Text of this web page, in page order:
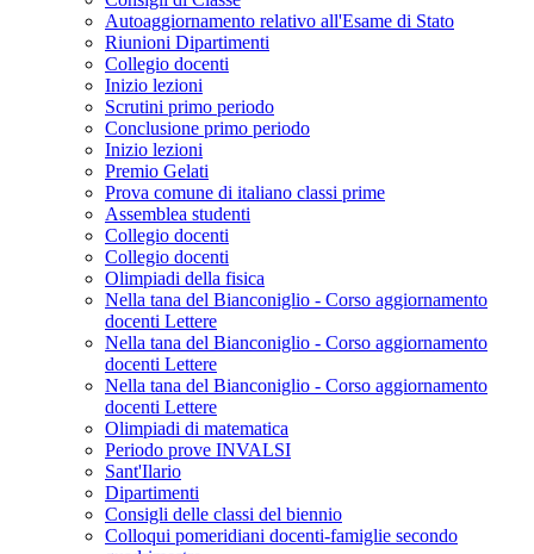
Autoaggiornamento relativo all'Esame di Stato
Riunioni Dipartimenti
Collegio docenti
Inizio lezioni
Scrutini primo periodo
Conclusione primo periodo
Inizio lezioni
Premio Gelati
Prova comune di italiano classi prime
Assemblea studenti
Collegio docenti
Collegio docenti
Olimpiadi della fisica
Nella tana del Bianconiglio - Corso aggiornamento
docenti Lettere
Nella tana del Bianconiglio - Corso aggiornamento
docenti Lettere
Nella tana del Bianconiglio - Corso aggiornamento
docenti Lettere
Olimpiadi di matematica
Periodo prove INVALSI
Sant'Ilario
Dipartimenti
Consigli delle classi del biennio
Colloqui pomeridiani docenti-famiglie secondo